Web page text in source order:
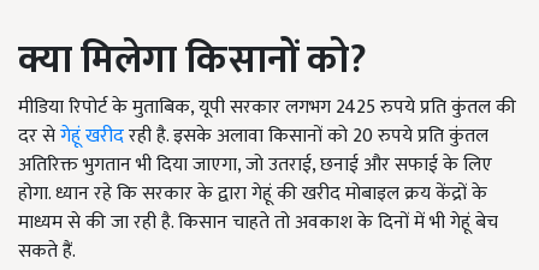
क्या मिलेगा किसानों को?
मीडिया रिपोर्ट के मुताबिक, यूपी सरकार लगभग 2425 रुपये प्रति कुंतल की
दर सेगेहूं खरीदरही है. इसके अलावा किसानों को 20 रुपये प्रति कुंतल
अतिरिक्त भुगतान भी दिया जाएगा, जो उतराई, छनाई और सफाई के लिए
होगा. ध्यान रहे कि सरकार के द्वारा गेहूं की खरीद मोबाइल क्रय केंद्रों के
माध्यम से की जा रही है. किसान चाहते तो अवकाश के दिनों में भी गेहूं बेच
सकते हैं.